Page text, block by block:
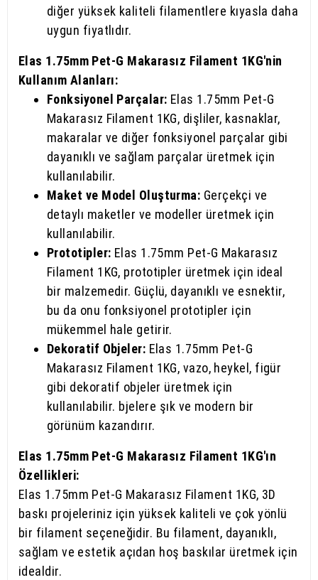
diğer yüksek kaliteli filamentlere kıyasla daha
uygun fiyatlıdır.
Elas 1.75mm Pet-G Makarasız Filament 1KG'nin
Kullanım Alanları:
Fonksiyonel Parçalar: Elas 1.75mm Pet-G
Makarasız Filament 1KG, dişliler, kasnaklar,
makaralar ve diğer fonksiyonel parçalar gibi
dayanıklı ve sağlam parçalar üretmek için
kullanılabilir.
Maket ve Model Oluşturma: Gerçekçi ve
detaylı maketler ve modeller üretmek için
kullanılabilir.
Prototipler: Elas 1.75mm Pet-G Makarasız
Filament 1KG, prototipler üretmek için ideal
bir malzemedir. Güçlü, dayanıklı ve esnektir,
bu da onu fonksiyonel prototipler için
mükemmel hale getirir.
Dekoratif Objeler: Elas 1.75mm Pet-G
Makarasız Filament 1KG, vazo, heykel, figür
gibi dekoratif objeler üretmek için
kullanılabilir. bjelere şık ve modern bir
görünüm kazandırır.
Elas 1.75mm Pet-G Makarasız Filament 1KG'ın
Özellikleri:
Elas 1.75mm Pet-G Makarasız Filament 1KG, 3D
baskı projeleriniz için yüksek kaliteli ve çok yönlü
bir filament seçeneğidir. Bu filament, dayanıklı,
sağlam ve estetik açıdan hoş baskılar üretmek için
idealdir.